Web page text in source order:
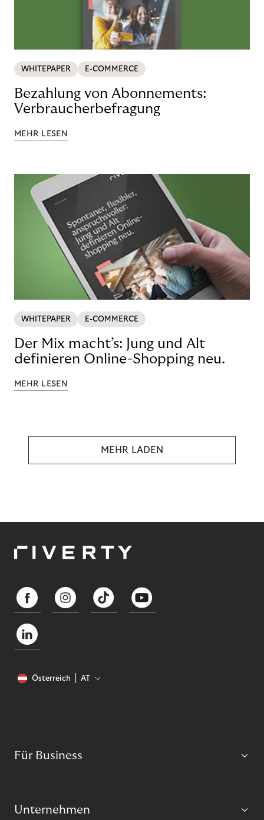
WHITEPAPER E-COMMERCE
Bezahlung von Abonnements:
Verbraucherbefragung
MEHR LESEN
WHITEPAPER E-COMMERCE
Der Mix macht’s: Jung und Alt
definieren Online-Shopping neu.
MEHR LESEN
MEHR LADEN
Österreich AT
Für Business
Unternehmen